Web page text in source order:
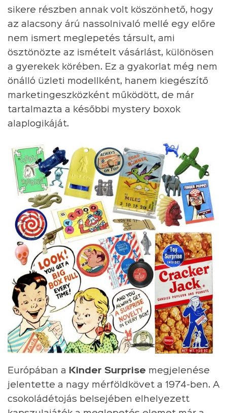
sikere részben annak volt köszönhető, hogy
az alacsony árú nassolnivaló mellé egy előre
nem ismert meglepetés társult, ami
ösztönözte az ismételt vásárlást, különösen
a gyerekek körében. Ez a gyakorlat még nem
önálló üzleti modellként, hanem kiegészítő
marketingeszközként működött, de már
tartalmazta a későbbi mystery boxok
alaplogikáját.
Európában a Kinder Surprise megjelenése
jelentette a nagy mérföldkövet a 1974-ben. A
csokoládétojás belsejében elhelyezett